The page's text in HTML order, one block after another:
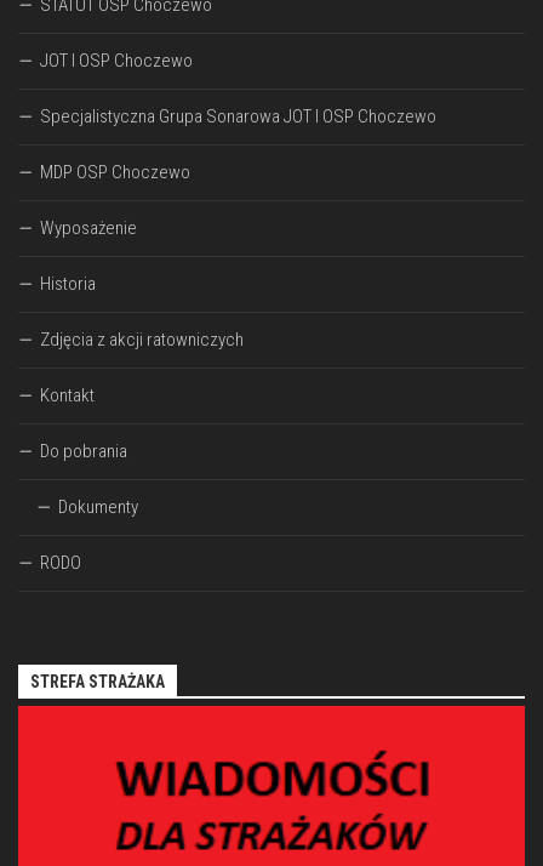
STATUT OSP Choczewo
JOT I OSP Choczewo
Specjalistyczna Grupa Sonarowa JOT I OSP Choczewo
MDP OSP Choczewo
Wyposażenie
Historia
Zdjęcia z akcji ratowniczych
Kontakt
Do pobrania
Dokumenty
RODO
STREFA STRAŻAKA